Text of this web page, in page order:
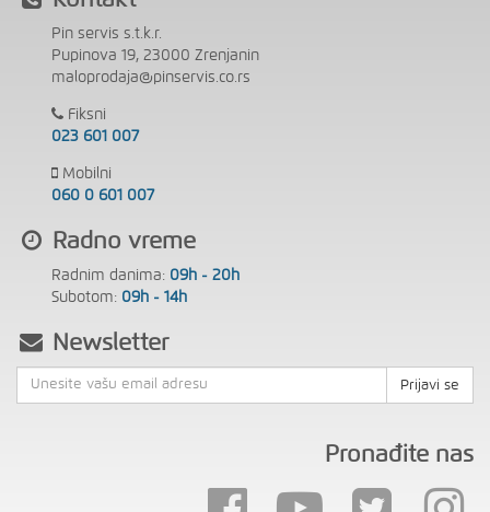
Pin servis s.t.k.r.
Pupinova 19, 23000 Zrenjanin
maloprodaja@pinservis.co.rs
Fiksni
023 601 007
Mobilni
060 0 601 007
Radno vreme
Radnim danima: 09h - 20h
Subotom: 09h - 14h
Newsletter
Prijavi se
Pronađite nas